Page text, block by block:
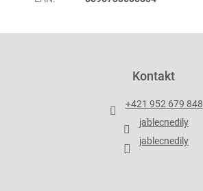
Kontakt
+421 952 679 848
jablecnedily
jablecnedily